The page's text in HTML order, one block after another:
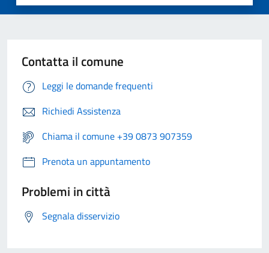
Contatta il comune
Leggi le domande frequenti
Richiedi Assistenza
Chiama il comune +39 0873 907359
Prenota un appuntamento
Problemi in città
Segnala disservizio